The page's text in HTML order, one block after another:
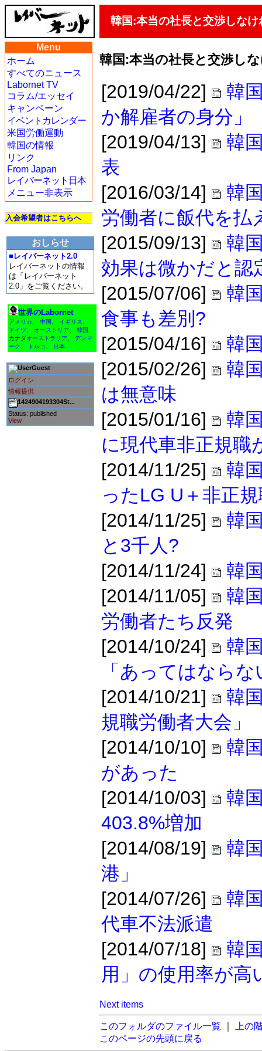
韓国:本当の社長と交渉しな
Menu
ホーム
すべてのニュース
Labornet TV
コラム/エッセイ
キャンペーン
イベントカレンダー
米国労働運動
韓国の情報
リンク
From Japan
レイバーネット日本
メニュー非表示
入会希望者はこちらへ
おしらせ
■レイバーネット2.0
レイバーネットの情報
は「レイバーネット
2.0」をご覧ください。
世界のLabornet
アメリカ 中国 イギリス
ドイツ
オーストリア 韓国
カナダオーストラリア
デンマ
ーク
トルコ 日本
Guest
ログイン
情報提供
1424904193304St...
Status: published
View
韓国:本当の社長と交渉し
[2019/04/22]
韓
か解雇者の身分」
[2019/04/13]
韓
表
[2016/03/14]
韓
労働者に飯代を払
[2015/09/13]
韓
効果は微かだと認
[2015/07/06]
韓
食事も差別?
[2015/04/16]
韓
[2015/02/26]
韓
は無意味
[2015/01/16]
韓
に現代車非正規職
[2014/11/25]
韓
ったLG U＋非正
[2014/11/25]
韓
と3千人?
[2014/11/24]
韓
[2014/11/05]
韓
労働者たち反発
[2014/10/24]
韓
「あってはなら
[2014/10/21]
韓
規職労働者大会」
[2014/10/10]
韓
があった
[2014/10/03]
韓
403.8%増加
[2014/08/19]
韓
港」
[2014/07/26]
韓
代車不法派遣
[2014/07/18]
韓
用」の使用率が高
Next items
このフォルダのファイル一覧
上の
このページの先頭に戻る